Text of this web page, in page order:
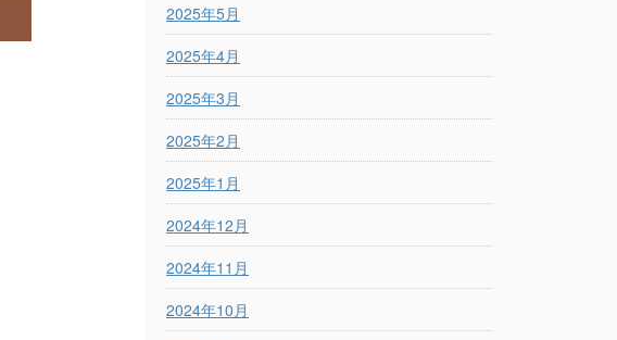
2025年5月
2025年4月
2025年3月
2025年2月
2025年1月
2024年12月
2024年11月
2024年10月